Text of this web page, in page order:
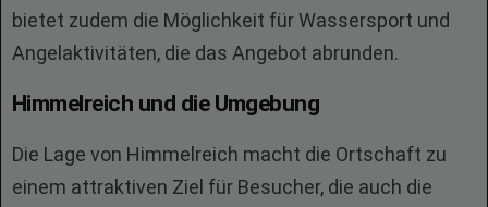
bietet zudem die Möglichkeit für Wassersport und
Angelaktivitäten, die das Angebot abrunden.
Himmelreich und die Umgebung
Die Lage von Himmelreich macht die Ortschaft zu
einem attraktiven Ziel für Besucher, die auch die